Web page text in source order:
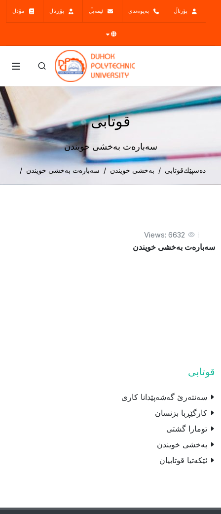
پۆرتاڵ پەیوەندی ئیمەیڵ پۆڕتال مۆدل
قوتابی
سەبارەت بەخشى خویندن
دەسپێكقوتابی بەخشى خویندن سەبارەت بەخشى خویندن
Views: 6632
سەبارەت بەخشى خویندن
قوتابی
سه‌نته‌رێ گه‌شه‌پێدانا كارى
کارگێڕبا بزنسان
تومارا گشتى
بەخشى خویندن
ئێکەتیا قوتابیان